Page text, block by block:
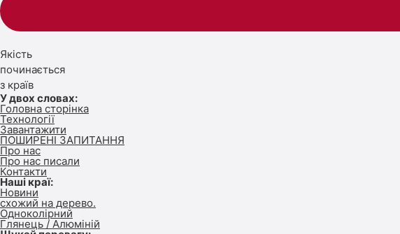
Якість
починається
з країв
У двох словах:
Головна сторінка
Технології
Завантажити
ПОШИРЕНІ ЗАПИТАННЯ
Про нас
Про нас писали
Контакти
Наші краї:
Новини
схожий на дерево.
Одноколірний
Глянець / Алюміній